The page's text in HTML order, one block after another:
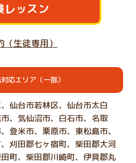
レッスン
（生徒専用）
応エリア（一部）
仙台市若林区、仙台市太白
、気仙沼市、白石市、名取
登米市、栗原市、東松島市、
刈田郡七ヶ宿町、柴田郡大河
町、柴田郡川崎町、伊具郡丸